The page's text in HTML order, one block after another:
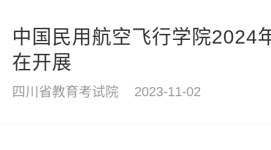
中国民用航空飞行学院2024
在开展
四川省教育考试院 2023-11-02